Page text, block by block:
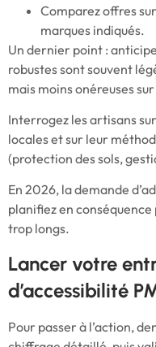
Comparez offres
marques indiqués.
Un dernier point :
robustes sont souvent
mais moins onéreuses
Interrogez les artisans
locales et sur leur
(protection des sols,
En 2026, la demande
planifiez en
trop longs.
Lancer votre
d’accessibilité
Pour passer à l’action,